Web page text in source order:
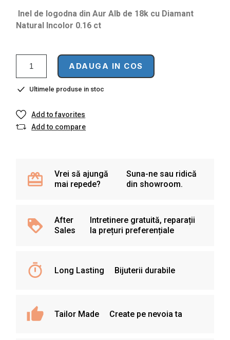
Inel de logodna din Aur Alb de 18k cu Diamant
Natural Incolor 0.16 ct
ADAUGA IN COS
Ultimele produse in stoc
Add to favorites
Add to compare
Vrei să ajungă
mai repede?
Suna-ne sau ridică
din showroom.
After
Sales
Intretinere gratuită, reparații
la prețuri preferențiale
Long Lasting Bijuterii durabile
Tailor Made Create pe nevoia ta